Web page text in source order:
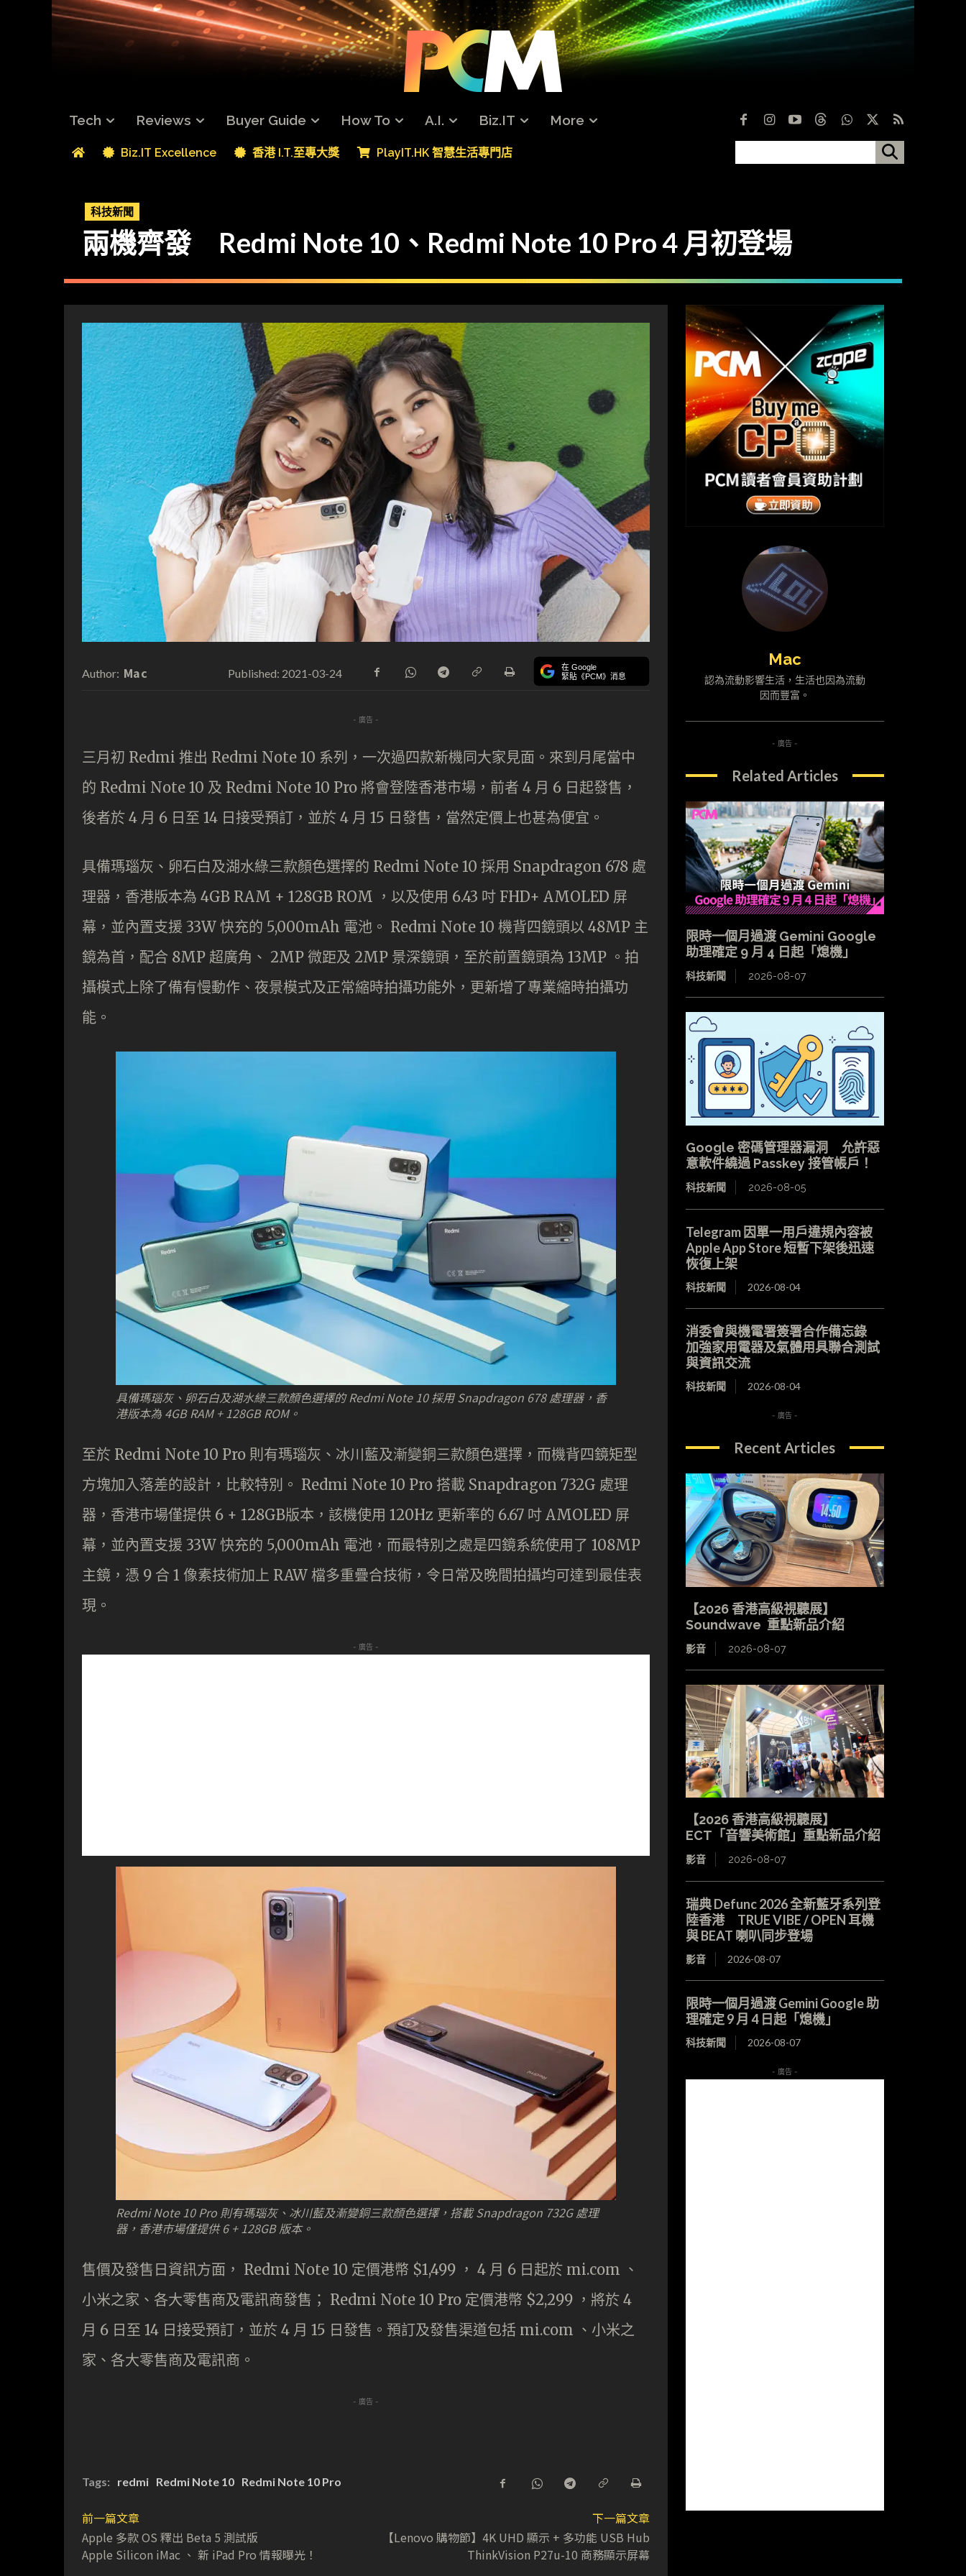
Tech Reviews Buyer Guide How To A.I. Biz.IT More
Biz.IT Excellence 香港 I.T.至專大獎 PlayIT.HK 智慧生活專門店
科技新聞
兩機齊發 Redmi Note 10、Redmi Note 10 Pro 4 月初登場
Author: Mac Published: 2021-03-24 在 Google
緊貼《PCM》消息
- 廣告 -
三月初 Redmi 推出 Redmi Note 10 系列，一次過四款新機同大家見面。來到月尾當中
的 Redmi Note 10 及 Redmi Note 10 Pro 將會登陸香港市場，前者 4 月 6 日起發售，
後者於 4 月 6 日至 14 日接受預訂，並於 4 月 15 日發售，當然定價上也甚為便宜。
具備瑪瑙灰、卵石白及湖水綠三款顏色選擇的 Redmi Note 10 採用 Snapdragon 678 處
理器，香港版本為 4GB RAM + 128GB ROM ，以及使用 6.43 吋 FHD+ AMOLED 屏
幕，並內置支援 33W 快充的 5,000mAh 電池。 Redmi Note 10 機背四鏡頭以 48MP 主
鏡為首，配合 8MP 超廣角、 2MP 微距及 2MP 景深鏡頭，至於前置鏡頭為 13MP 。拍
攝模式上除了備有慢動作、夜景模式及正常縮時拍攝功能外，更新增了專業縮時拍攝功
能。
具備瑪瑙灰、卵石白及湖水綠三款顏色選擇的 Redmi Note 10 採用 Snapdragon 678 處理器，香
港版本為 4GB RAM + 128GB ROM。
至於 Redmi Note 10 Pro 則有瑪瑙灰、冰川藍及漸變銅三款顏色選擇，而機背四鏡矩型
方塊加入落差的設計，比較特別。 Redmi Note 10 Pro 搭載 Snapdragon 732G 處理
器，香港市場僅提供 6 + 128GB版本，該機使用 120Hz 更新率的 6.67 吋 AMOLED 屏
幕，並內置支援 33W 快充的 5,000mAh 電池，而最特別之處是四鏡系統使用了 108MP
主鏡，憑 9 合 1 像素技術加上 RAW 檔多重疊合技術，令日常及晚間拍攝均可達到最佳表
現。
- 廣告 -
Redmi Note 10 Pro 則有瑪瑙灰、冰川藍及漸變銅三款顏色選擇，搭載 Snapdragon 732G 處理
器，香港市場僅提供 6 + 128GB 版本。
售價及發售日資訊方面， Redmi Note 10 定價港幣 $1,499 ， 4 月 6 日起於 mi.com 、
小米之家、各大零售商及電訊商發售； Redmi Note 10 Pro 定價港幣 $2,299 ，將於 4
月 6 日至 14 日接受預訂，並於 4 月 15 日發售。預訂及發售渠道包括 mi.com 、小米之
家、各大零售商及電訊商。
- 廣告 -
Tags: redmi Redmi Note 10 Redmi Note 10 Pro
前一篇文章
Apple 多款 OS 釋出 Beta 5 測試版
Apple Silicon iMac 、 新 iPad Pro 情報曝光！
下一篇文章
【Lenovo 購物節】4K UHD 顯示 + 多功能 USB Hub
ThinkVision P27u-10 商務顯示屏幕
Mac
認為流動影響生活，生活也因為流動
因而豐富。
- 廣告 -
Related Articles
限時一個月過渡 Gemini Google
助理確定 9 月 4 日起「熄機」
科技新聞 2026-08-07
Google 密碼管理器漏洞 允許惡
意軟件繞過 Passkey 接管帳戶！
科技新聞 2026-08-05
Telegram 因單一用戶違規內容被
Apple App Store 短暫下架後迅速
恢復上架
科技新聞 2026-08-04
消委會與機電署簽署合作備忘錄
加強家用電器及氣體用具聯合測試
與資訊交流
科技新聞 2026-08-04
- 廣告 -
Recent Articles
【2026 香港高級視聽展】
Soundwave 重點新品介紹
影音 2026-08-07
【2026 香港高級視聽展】
ECT「音響美術館」重點新品介紹
影音 2026-08-07
瑞典 Defunc 2026 全新藍牙系列登
陸香港 TRUE VIBE / OPEN 耳機
與 BEAT 喇叭同步登場
影音 2026-08-07
限時一個月過渡 Gemini Google 助
理確定 9 月 4 日起「熄機」
科技新聞 2026-08-07
- 廣告 -